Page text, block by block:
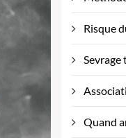
Risque
Sevrage
Quand